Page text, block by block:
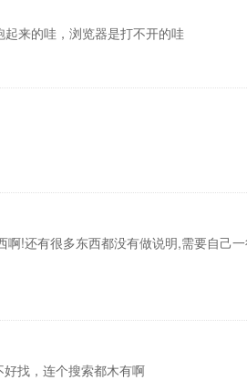
来的哇，浏览器是打不开的哇
!还有很多东西都没有做说明,需要自己
找，连个搜索都木有啊